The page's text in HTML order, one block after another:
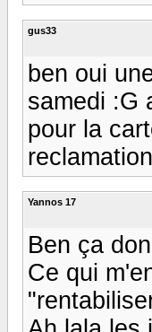
gus33
ben oui
samedi :G
pour la
Yannos 17
Ben ça
Ce qui